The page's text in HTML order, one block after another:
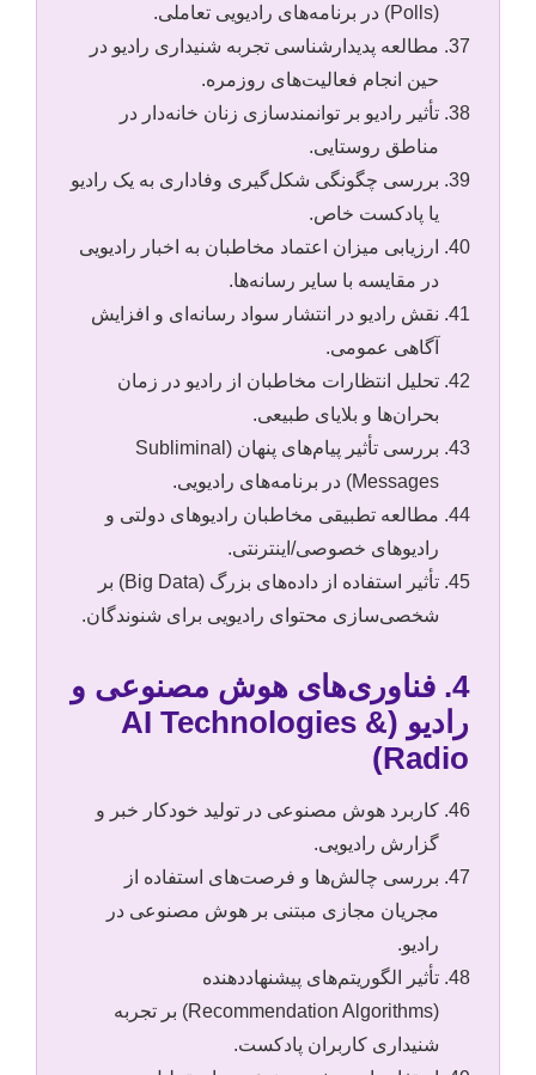
(Polls) در برنامه‌های رادیویی تعاملی.
مطالعه پدیدارشناسی تجربه شنیداری رادیو در
حین انجام فعالیت‌های روزمره.
تأثیر رادیو بر توانمندسازی زنان خانه‌دار در
مناطق روستایی.
بررسی چگونگی شکل‌گیری وفاداری به یک رادیو
یا پادکست خاص.
ارزیابی میزان اعتماد مخاطبان به اخبار رادیویی
در مقایسه با سایر رسانه‌ها.
نقش رادیو در انتشار سواد رسانه‌ای و افزایش
آگاهی عمومی.
تحلیل انتظارات مخاطبان از رادیو در زمان
بحران‌ها و بلایای طبیعی.
بررسی تأثیر پیام‌های پنهان (Subliminal
Messages) در برنامه‌های رادیویی.
مطالعه تطبیقی مخاطبان رادیوهای دولتی و
رادیوهای خصوصی/اینترنتی.
تأثیر استفاده از داده‌های بزرگ (Big Data) بر
شخصی‌سازی محتوای رادیویی برای شنوندگان.
4. فناوری‌های هوش مصنوعی و
رادیو (AI Technologies &
Radio)
کاربرد هوش مصنوعی در تولید خودکار خبر و
گزارش رادیویی.
بررسی چالش‌ها و فرصت‌های استفاده از
مجریان مجازی مبتنی بر هوش مصنوعی در
رادیو.
تأثیر الگوریتم‌های پیشنهاددهنده
(Recommendation Algorithms) بر تجربه
شنیداری کاربران پادکست.